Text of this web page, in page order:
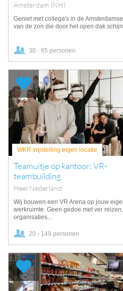
Amsterdam (NH)
Geniet met collega's in de
van de zon die door het open dak
30 - 65 personen
WKR vrijstelling eigen locatie
Teamuitje op kantoor: VR-
teambuilding
Heel Nederland
Wij bouwen een VR Arena op jouw
werkruimte. Geen gedoe met ver reizen,
organisaties...
20 - 149 personen